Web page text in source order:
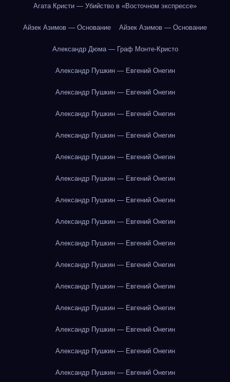
Агата Кристи — Убийство в «Восточном экспрессе»
Айзек Азимов — Основание Айзек Азимов — Основание
Александр Дюма — Граф Монте-Кристо
Александр Пушкин — Евгений Онегин
Александр Пушкин — Евгений Онегин
Александр Пушкин — Евгений Онегин
Александр Пушкин — Евгений Онегин
Александр Пушкин — Евгений Онегин
Александр Пушкин — Евгений Онегин
Александр Пушкин — Евгений Онегин
Александр Пушкин — Евгений Онегин
Александр Пушкин — Евгений Онегин
Александр Пушкин — Евгений Онегин
Александр Пушкин — Евгений Онегин
Александр Пушкин — Евгений Онегин
Александр Пушкин — Евгений Онегин
Александр Пушкин — Евгений Онегин
Александр Пушкин — Евгений Онегин